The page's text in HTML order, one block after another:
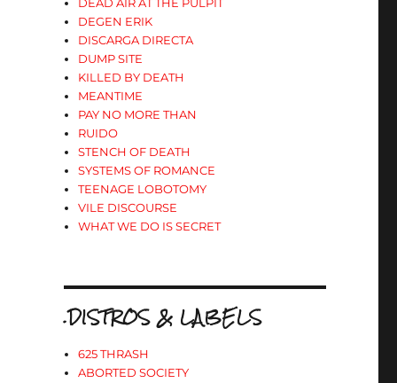
DEGEN ERIK
DISCARGA DIRECTA
DUMP SITE
KILLED BY DEATH
MEANTIME
PAY NO MORE THAN
RUIDO
STENCH OF DEATH
SYSTEMS OF ROMANCE
TEENAGE LOBOTOMY
VILE DISCOURSE
WHAT WE DO IS SECRET
.DISTROS & LABELS
625 THRASH
ABORTED SOCIETY